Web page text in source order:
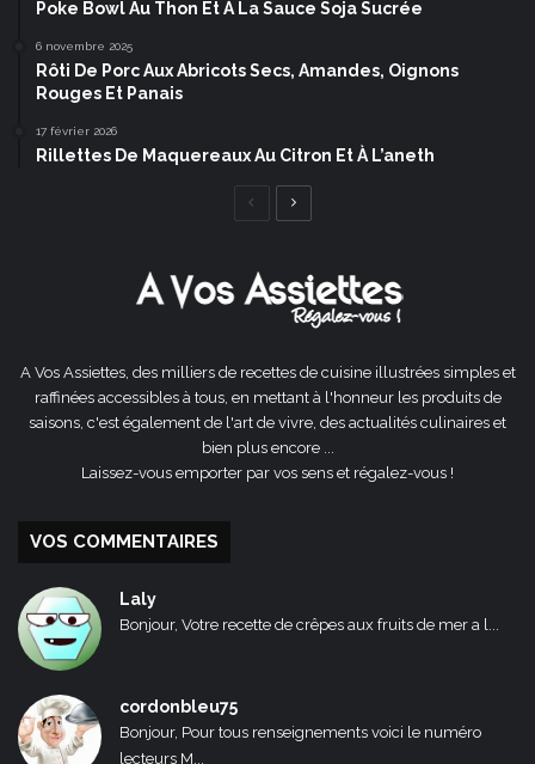
Poke Bowl Au Thon Et À La Sauce Soja Sucrée
6 novembre 2025
Rôti De Porc Aux Abricots Secs, Amandes, Oignons
Rouges Et Panais
17 février 2026
Rillettes De Maquereaux Au Citron Et À L’aneth
Page
A Vos Assiettes, des milliers de recettes de cuisine illustrées simples et
raffinées accessibles à tous, en mettant à l'honneur les produits de
saisons, c'est également de l'art de vivre, des actualités culinaires et
bien plus encore ...
Laissez-vous emporter par vos sens et régalez-vous !
VOS COMMENTAIRES
Laly
Bonjour, Votre recette de crêpes aux fruits de mer a l...
cordonbleu75
Bonjour, Pour tous renseignements voici le numéro
lecteurs M...